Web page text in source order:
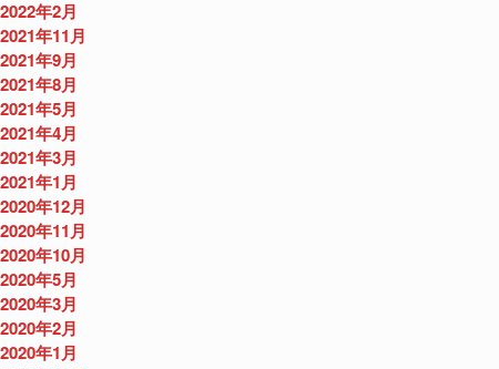
2022年2月
2021年11月
2021年9月
2021年8月
2021年5月
2021年4月
2021年3月
2021年1月
2020年12月
2020年11月
2020年10月
2020年5月
2020年3月
2020年2月
2020年1月